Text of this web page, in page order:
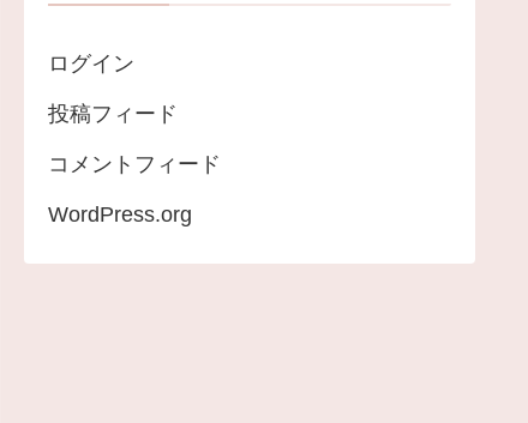
ログイン
投稿フィード
コメントフィード
WordPress.org